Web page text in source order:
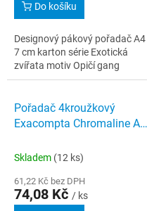
Do košíku
Designový pákový pořadač A4
7 cm karton série Exotická
zvířata motiv Opičí gang
Pořadač 4kroužkový
Exacompta Chromaline A4
barevné varianty
Skladem (12 ks)
61,22 Kč bez DPH
74,08 Kč / ks